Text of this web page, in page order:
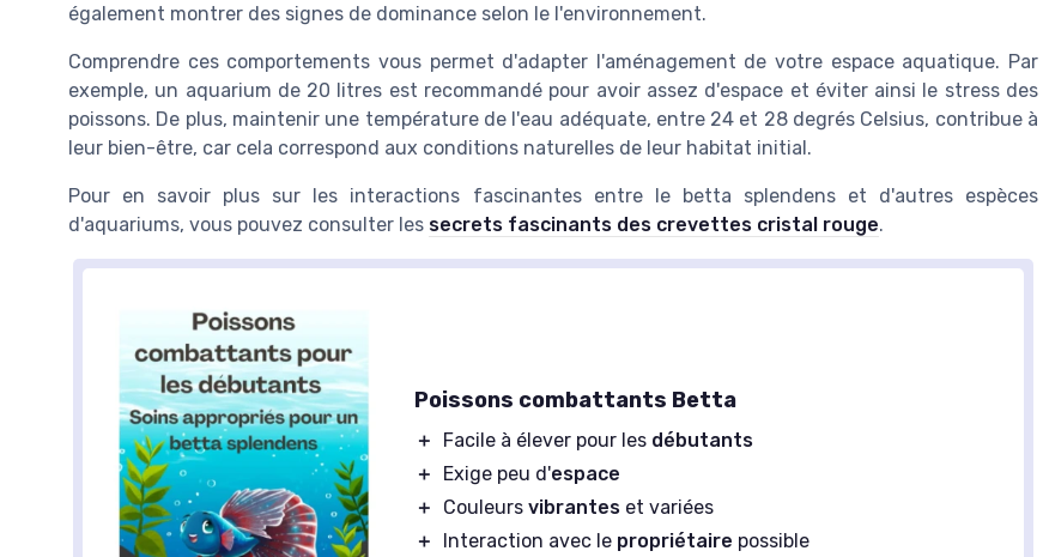
également montrer des signes de dominance selon le l'environnement.
Comprendre ces comportements vous permet d'adapter l'aménagement de votre espace aquatique. Par
exemple, un aquarium de 20 litres est recommandé pour avoir assez d'espace et éviter ainsi le stress des
poissons. De plus, maintenir une température de l'eau adéquate, entre 24 et 28 degrés Celsius, contribue à
leur bien-être, car cela correspond aux conditions naturelles de leur habitat initial.
Pour en savoir plus sur les interactions fascinantes entre le betta splendens et d'autres espèces
d'aquariums, vous pouvez consulter les secrets fascinants des crevettes cristal rouge.
Poissons combattants Betta
＋ Facile à élever pour les débutants
＋
Exige peu d'espace
＋
Couleursvibrantes et variées
＋
Interaction avec le propriétaire possible